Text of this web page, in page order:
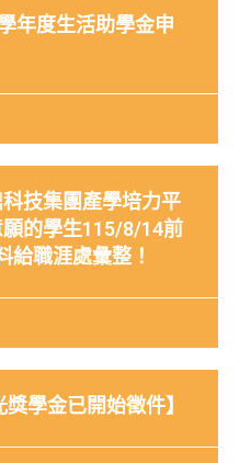
年度生活助學金申
科技集團產學培力平
的學生115/8/14前
給職涯處彙整！
學金已開始徵件】